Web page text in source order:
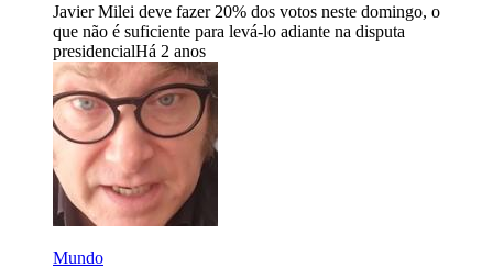
Javier Milei deve fazer 20% dos votos neste domingo, o
que não é suficiente para levá-lo adiante na disputa
presidencialHá 2 anos
Mundo